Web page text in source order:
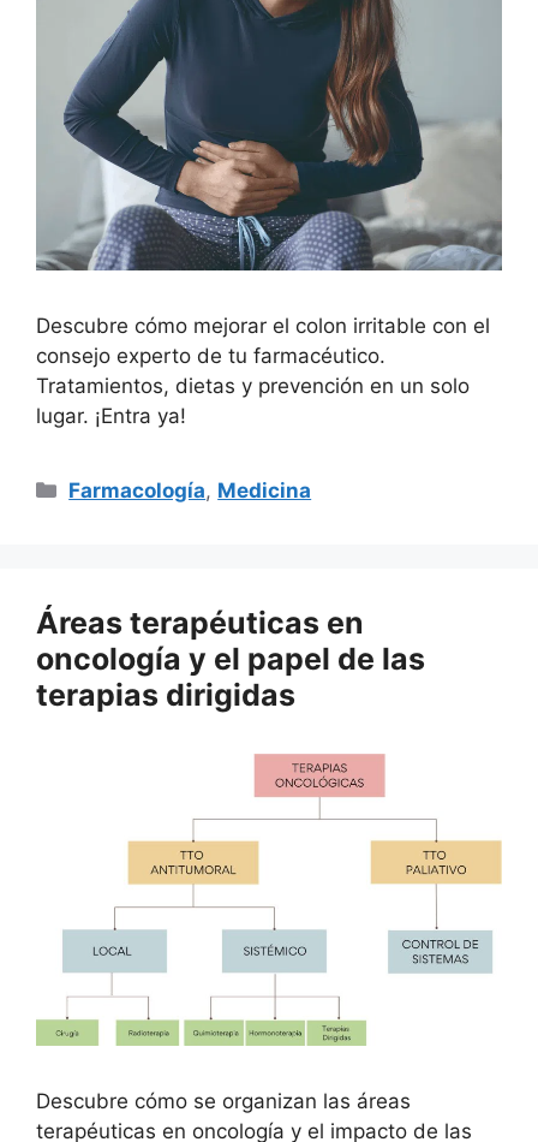
Descubre cómo mejorar el colon irritable con el
consejo experto de tu farmacéutico.
Tratamientos, dietas y prevención en un solo
lugar. ¡Entra ya!
Categorías
Farmacología, Medicina
Áreas terapéuticas en
oncología y el papel de las
terapias dirigidas
Descubre cómo se organizan las áreas
terapéuticas en oncología y el impacto de las